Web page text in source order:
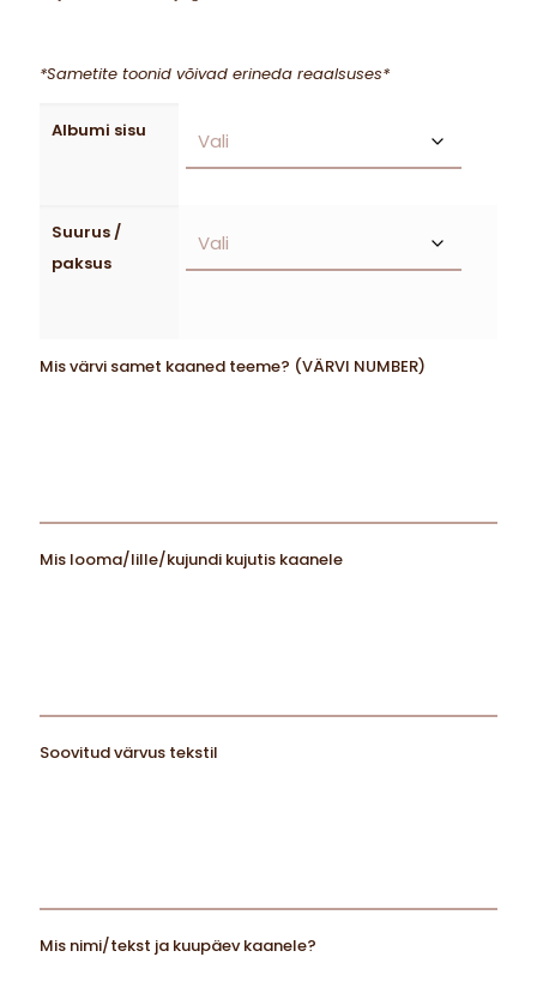
*Sametite toonid võivad erineda reaalsuses*
Albumi sisu
Suurus /
paksus
Mis värvi samet kaaned teeme? (VÄRVI NUMBER)
Mis looma/lille/kujundi kujutis kaanele
Soovitud värvus tekstil
Mis nimi/tekst ja kuupäev kaanele?